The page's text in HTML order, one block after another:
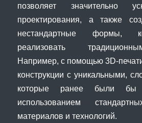
позволяет значительно
проектирования, а также
нестандартные формы,
реализовать
Например, с помощью 3D-
конструкции с уникальными,
которые ранее были бы
использованием
материалов и технологий.